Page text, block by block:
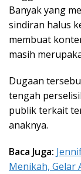
Banyak yang
sindiran halus
membuat
masih
Dugaan
tengah
publik terkait
anaknya.
Baca Juga:
Menikah, Gelar